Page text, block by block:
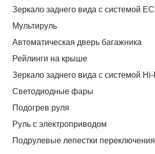
Зеркало заднего вида с системой
Мультируль
Автоматическая дверь багажника
Рейлинги на крыше
Зеркало заднего вида с системой
Светодиодные фары
Подогрев руля
Руль с электроприводом
Подрулевые лепестки